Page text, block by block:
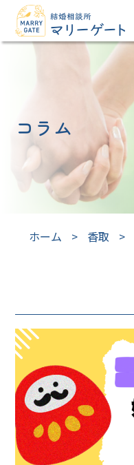
コラム
ホーム > 香取 >